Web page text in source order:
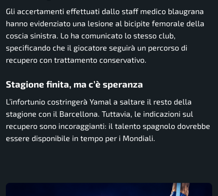
Gli accertamenti effettuati dallo staff medico blaugrana
hanno evidenziato una lesione al bicipite femorale della
coscia sinistra. Lo ha comunicato lo stesso club,
specificando che il giocatore seguirà un percorso di
recupero con trattamento conservativo.
Stagione finita, ma c’è speranza
L’infortunio costringerà Yamal a saltare il resto della
stagione con il Barcellona. Tuttavia, le indicazioni sul
recupero sono incoraggianti: il talento spagnolo dovrebbe
essere disponibile in tempo per i Mondiali.